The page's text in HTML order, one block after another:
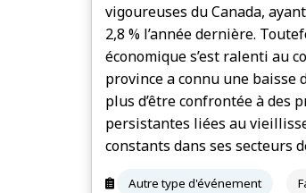
vigoureuses du Canada,
2,8 % l’année dernière.
économique s’est ralenti au
province a connu une baisse
plus d’être confrontée à des
persistantes liées au
constants dans ses secteurs
Autre type d'événement